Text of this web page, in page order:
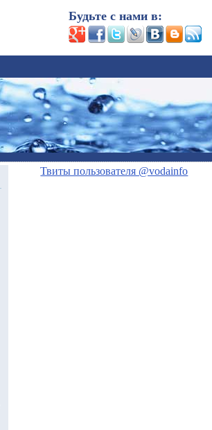
Будьте с нами в:
Твиты пользователя @vodainfo